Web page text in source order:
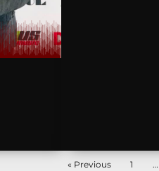
« Previous 1 …